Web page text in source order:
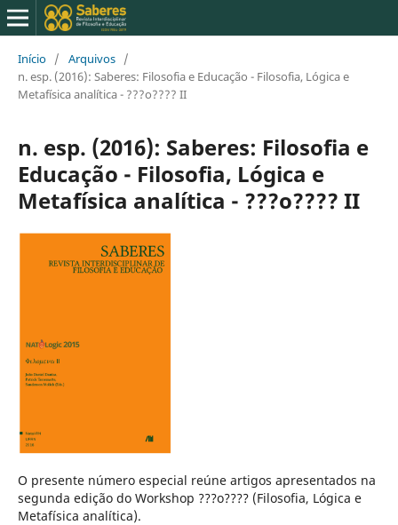
Início / Arquivos /
n. esp. (2016): Saberes: Filosofia e Educação - Filosofia, Lógica e
Metafísica analítica - ???o???? II
n. esp. (2016): Saberes: Filosofia e
Educação - Filosofia, Lógica e
Metafísica analítica - ???o???? II
O presente número especial reúne artigos apresentados na
segunda edição do Workshop ???o???? (Filosofia, Lógica e
Metafísica analítica).